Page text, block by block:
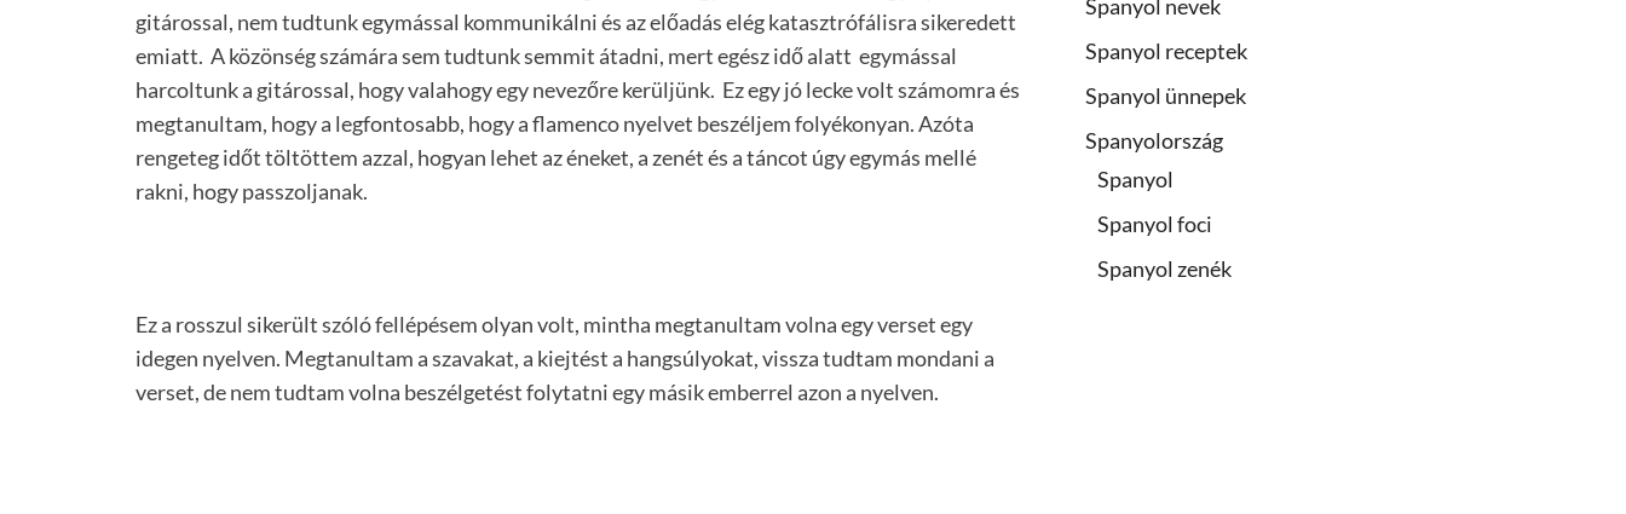
gitárossal, nem tudtunk egymással kommunikálni és az előadás elég katasztrófálisra sikeredett
emiatt. A közönség számára sem tudtunk semmit átadni, mert egész idő alatt egymással
harcoltunk a gitárossal, hogy valahogy egy nevezőre kerüljünk. Ez egy jó lecke volt számomra és
megtanultam, hogy a legfontosabb, hogy a flamenco nyelvet beszéljem folyékonyan. Azóta
rengeteg időt töltöttem azzal, hogyan lehet az éneket, a zenét és a táncot úgy egymás mellé
rakni, hogy passzoljanak.
Ez a rosszul sikerült szóló fellépésem olyan volt, mintha megtanultam volna egy verset egy
idegen nyelven. Megtanultam a szavakat, a kiejtést a hangsúlyokat, vissza tudtam mondani a
verset, de nem tudtam volna beszélgetést folytatni egy másik emberrel azon a nyelven.
Spanyol nevek
Spanyol receptek
Spanyol ünnepek
Spanyolország
Spanyol
Spanyol foci
Spanyol zenék